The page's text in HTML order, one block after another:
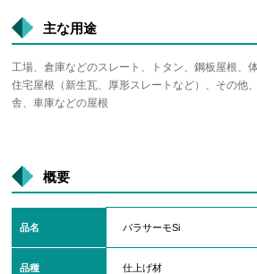
主な用途
工場、倉庫などのスレート、トタン、鋼板屋根、
住宅屋根（新生瓦、厚形スレートなど）、その他
舎、車庫などの屋根
概要
品名 パラサーモSi
品種 仕上げ材